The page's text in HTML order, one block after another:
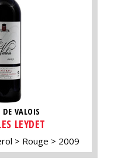
DE VALOIS
LEYDET
Rouge 2009